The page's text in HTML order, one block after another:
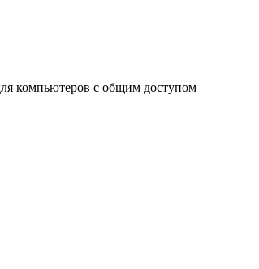
компьютеров с общим доступом